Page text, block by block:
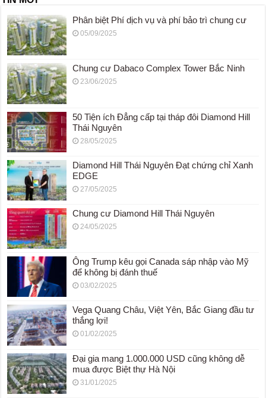
Phân biệt Phí dịch vụ và phí bảo trì chung cư
05/09/2025
Chung cư Dabaco Complex Tower Bắc Ninh
23/06/2025
50 Tiện ích Đẳng cấp tại tháp đôi Diamond Hill
Thái Nguyên
28/05/2025
Diamond Hill Thái Nguyên Đạt chứng chỉ Xanh
EDGE
27/05/2025
Chung cư Diamond Hill Thái Nguyên
24/05/2025
Ông Trump kêu gọi Canada sáp nhập vào Mỹ
để không bị đánh thuế
03/02/2025
Vega Quang Châu, Việt Yên, Bắc Giang đầu tư
thắng lợi!
01/02/2025
Đại gia mang 1.000.000 USD cũng không dễ
mua được Biệt thự Hà Nội
31/01/2025